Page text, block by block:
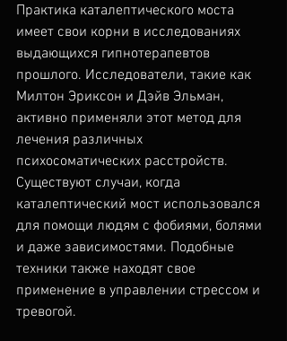
Практика каталептического моста
имеет свои корни в исследованиях
выдающихся гипнотерапевтов
прошлого. Исследователи, такие как
Милтон Эриксон и Дэйв Эльман,
активно применяли этот метод для
лечения различных
психосоматических расстройств.
Существуют случаи, когда
каталептический мост использовался
для помощи людям с фобиями, болями
и даже зависимостями. Подобные
техники также находят свое
применение в управлении стрессом и
тревогой.